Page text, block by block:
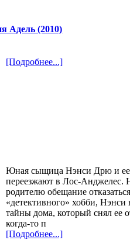
Адель (2010)
[Подробнее...]
Юная сыщица Нэнси Дрю и ее
переезжают в Лос-Анджелес.
родителю обещание
«детективного» хобби,
тайны дома, который снял ее
когда-то п
[Подробнее...]